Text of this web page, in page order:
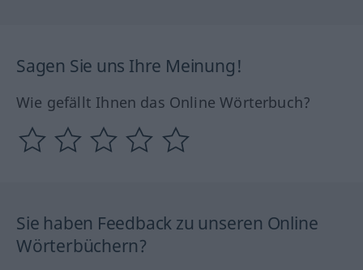
Sagen Sie uns Ihre Meinung!
Wie gefällt Ihnen das Online Wörterbuch?
Sie haben Feedback zu unseren Online
Wörterbüchern?